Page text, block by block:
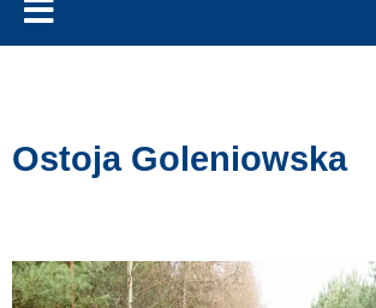
Ostoja Goleniowska